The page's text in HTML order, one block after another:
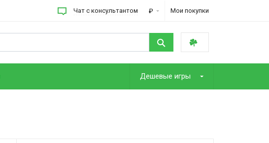
Чат с консультантом ₽ Мои покупки
Дешевые игры